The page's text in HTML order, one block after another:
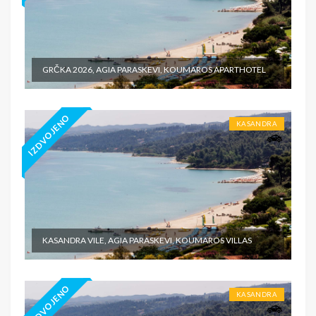
GRČKA 2026, AGIA PARASKEVI, KOUMAROS APARTHOTEL
IZDVOJENO KASANDRA
KASANDRA VILE, AGIA PARASKEVI, KOUMAROS VILLAS
IZDVOJENO KASANDRA